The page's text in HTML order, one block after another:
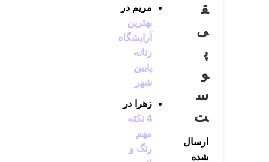
ق
ی
پ
و
س
ت
ارسال
شده
مریم در
بهترین
آرایشگاه
زنانه
پایین
شهر
زهرا
در
4 نکته
مهم
رنگ و